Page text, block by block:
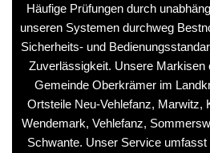
Häufige Prüfungen durch
unseren Systemen durchweg
Sicherheits- und
Zuverlässigkeit. Unsere Markisen
Gemeinde Oberkrämer im
Ortsteile Neu-Vehlefanz, Marwitz,
Wendemark, Vehlefanz,
Schwante. Unser Service